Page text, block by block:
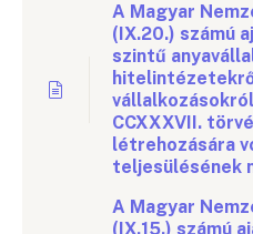
A Magyar
(IX.20.) számú
szintű
CCXXXVII.
létrehozására
teljesülésének
A Magyar
(IX.15.) számú